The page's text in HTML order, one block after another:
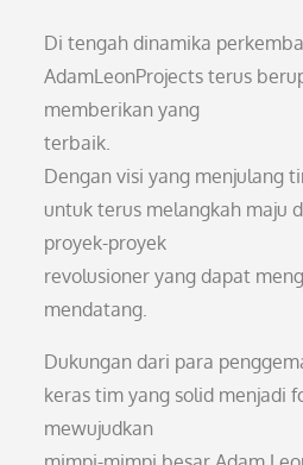
Di tengah dinamika
AdamLeonProjects terus
memberikan yang
terbaik.
Dengan visi yang menjulang
untuk terus melangkah maju
proyek-proyek
revolusioner yang dapat
mendatang.
Dukungan dari para
keras tim yang solid menjadi
mewujudkan